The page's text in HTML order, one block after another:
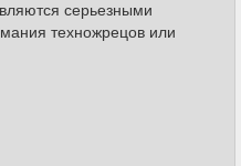
серьезными
техножрецов или